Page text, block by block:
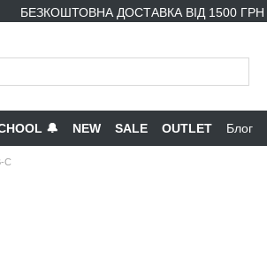
БЕЗКОШТОВНА ДОСТАВКА ВІД 1500 ГРН
🔔 NEW SALE OUTLET Блог
C